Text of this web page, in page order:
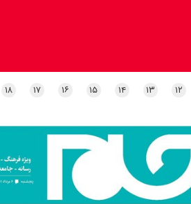
۱۲ ۱۳ ۱۴ ۱۵ ۱۶ ۱۷ ۱۸